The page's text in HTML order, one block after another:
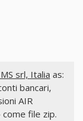
srl, Italia as:
bancari,
AIR
come file zip.